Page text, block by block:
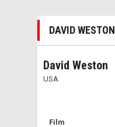
DAVID WESTON
David Weston
USA
Film